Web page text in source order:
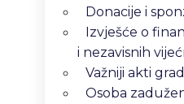
Donacije i
Izvješće o
i nezavisnih
Važniji akti
Osoba